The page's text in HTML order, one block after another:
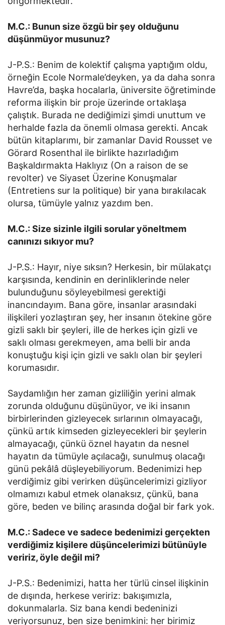
M.C.: Bunun size özgü bir şey olduğunu
düşünmüyor musunuz?
J-P.S.: Benim de kolektif çalışma yaptığım oldu,
örneğin Ecole Normale’deyken, ya da daha sonra
Havre’da, başka hocalarla, üniversite öğretiminde
reforma ilişkin bir proje üzerinde ortaklaşa
çalıştık. Burada ne dediğimizi şimdi unuttum ve
herhalde fazla da önemli olmasa gerekti. Ancak
bütün kitaplarımı, bir zamanlar David Rousset ve
Görard Rosenthal ile birlikte hazırladığım
Başkaldırmakta Haklıyız (On a raison de se
revolter) ve Siyaset Üzerine Konuşmalar
(Entretiens sur la politique) bir yana bırakılacak
olursa, tümüyle yalnız yazdım ben.
M.C.: Size sizinle ilgili sorular yöneltmem
canınızı sıkıyor mu?
J-P.S.: Hayır, niye sıksın? Herkesin, bir mülakatçı
karşısında, kendinin en derinliklerinde neler
bulunduğunu söyleyebilmesi gerektiği
inancındayım. Bana göre, insanlar arasındaki
ilişkileri yozlaştıran şey, her insanın ötekine göre
gizli saklı bir şeyleri, ille de herkes için gizli ve
saklı olması gerekmeyen, ama belli bir anda
konuştuğu kişi için gizli ve saklı olan bir şeyleri
korumasıdır.
Saydamlığın her zaman gizliliğin yerini almak
zorunda olduğunu düşünüyor, ve iki insanın
birbirlerinden gizleyecek sırlarının olmayacağı,
çünkü artık kimseden gizleyecekleri bir şeylerin
almayacağı, çünkü öznel hayatın da nesnel
hayatın da tümüyle açılacağı, sunulmuş olacağı
günü pekâlâ düşleyebiliyorum. Bedenimizi hep
verdiğimiz gibi verirken düşüncelerimizi gizliyor
olmamızı kabul etmek olanaksız, çünkü, bana
göre, beden ve bilinç arasında doğal bir fark yok.
M.C.: Sadece ve sadece bedenimizi gerçekten
verdiğimiz kişilere düşüncelerimizi bütünüyle
veririz, öyle değil mi?
J-P.S.: Bedenimizi, hatta her türlü cinsel ilişkinin
de dışında, herkese veririz: bakışımızla,
dokunmalarla. Siz bana kendi bedeninizi
veriyorsunuz, ben size benimkini: her birimiz